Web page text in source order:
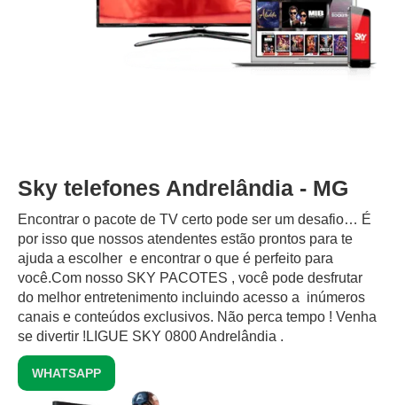
Sky telefones Andrelândia - MG
Encontrar o pacote de TV certo pode ser um desafio… É
por isso que nossos atendentes estão prontos para te
ajuda a escolher e encontrar o que é perfeito para
você.Com nosso SKY PACOTES , você pode desfrutar
do melhor entretenimento incluindo acesso a inúmeros
canais e conteúdos exclusivos.‍ Não perca tempo ! Venha
se divertir !LIGUE SKY 0800 Andrelândia .
WHATSAPP